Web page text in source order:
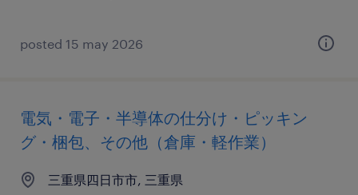
posted 15 may 2026
電気・電子・半導体の仕分け・ピッキン
グ・梱包、その他（倉庫・軽作業）
三重県四日市市, 三重県